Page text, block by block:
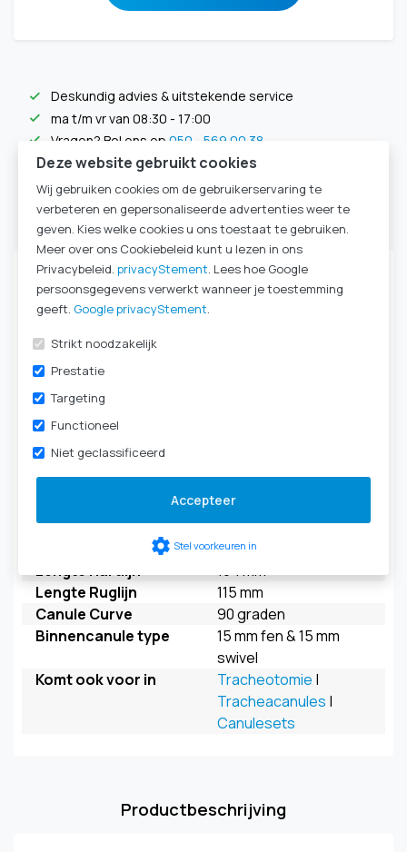
check Deskundig advies & uitstekende service
check ma t/m vr van 08:30 - 17:00
check Vragen? Bel ons op 050 - 569 00 38
check Liever mailen?klik hier
Specificaties
Artikelnummer
200727
Artikelnummer
Kleur
Met spreekklep
Verpakkingseenheid
Merk
Met Cuff
Subglottische
afzuiging
check
Model
PrimediSuction
maat 11
Lengte Hartlijn
104 mm
Lengte Ruglijn
115 mm
Canule Curve
90 graden
Binnencanule type
15 mm fen & 15 mm
swivel
Komt ook voor in
Tracheotomie |
Tracheacanules |
Canulesets
Productbeschrijving
Deze website gebruikt cookies
Wij gebruiken cookies om de gebruikerservaring te
verbeteren en gepersonaliseerde advertenties weer te
geven. Kies welke cookies u ons toestaat te gebruiken.
Meer over ons Cookiebeleid kunt u lezen in ons
Privacybeleid. privacyStement. Lees hoe Google
persoonsgegevens verwerkt wanneer je toestemming
geeft. Google privacyStement.
Strikt noodzakelijk
Prestatie
Targeting
Functioneel
Niet geclassificeerd
Accepteer
settings Stel voorkeuren in